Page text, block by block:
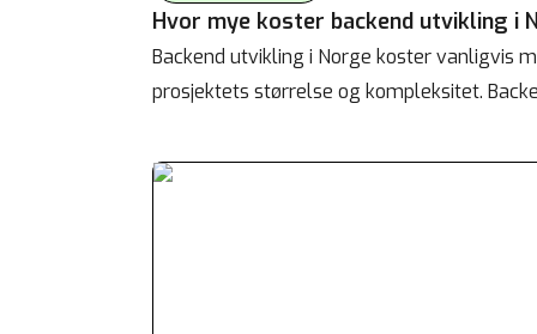
Hvor mye koster backend utvikling i
Backend utvikling i Norge koster vanligvis
prosjektets størrelse og kompleksitet.